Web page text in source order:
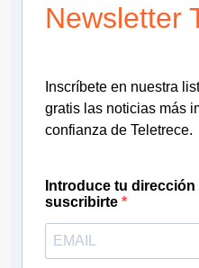
Newsletter
Inscríbete en nuestra
gratis las noticias más
confianza de Teletrece.
Introduce tu dirección
suscribirte